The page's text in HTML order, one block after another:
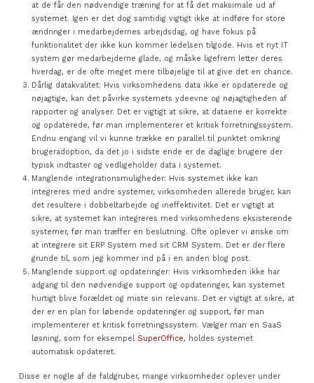
at de får den nødvendige træning for at få det maksimale ud af
systemet. Igen er det dog samtidig vigtigt ikke at indføre for store
ændringer i medarbejdernes arbejdsdag, og have fokus på
funktionalitet der ikke kun kommer ledelsen tilgode. Hvis et nyt IT
system gør medarbejderne glade, og måske ligefrem letter deres
hverdag, er de ofte meget mere tilbøjelige til at give det en chance.
Dårlig datakvalitet: Hvis virksomhedens data ikke er opdaterede og
nøjagtige, kan det påvirke systemets ydeevne og nøjagtigheden af
rapporter og analyser. Det er vigtigt at sikre, at dataene er korrekte
og opdaterede, før man implementerer et kritisk forretningssystem.
Endnu engang vil vi kunne trække en parallel til punktet omkring
brugeradoption, da det jo i sidste ende er de daglige brugere der
typisk indtaster og vedligeholder data i systemet.
Manglende integrationsmuligheder: Hvis systemet ikke kan
integreres med andre systemer, virksomheden allerede bruger, kan
det resultere i dobbeltarbejde og ineffektivitet. Det er vigtigt at
sikre, at systemet kan integreres med virksomhedens eksisterende
systemer, før man træffer en beslutning. Ofte oplever vi ønske om
at integrere sit ERP System med sit CRM System. Det er der flere
grunde til, som jeg kommer ind på i en anden blog post.
Manglende support og opdateringer: Hvis virksomheden ikke har
adgang til den nødvendige support og opdateringer, kan systemet
hurtigt blive forældet og miste sin relevans. Det er vigtigt at sikre, at
der er en plan for løbende opdateringer og support, før man
implementerer et kritisk forretningssystem. Vælger man en SaaS
løsning, som for eksempel SuperOffice, holdes systemet
automatisk opdateret.
Disse er nogle af de faldgruber, mange virksomheder oplever under